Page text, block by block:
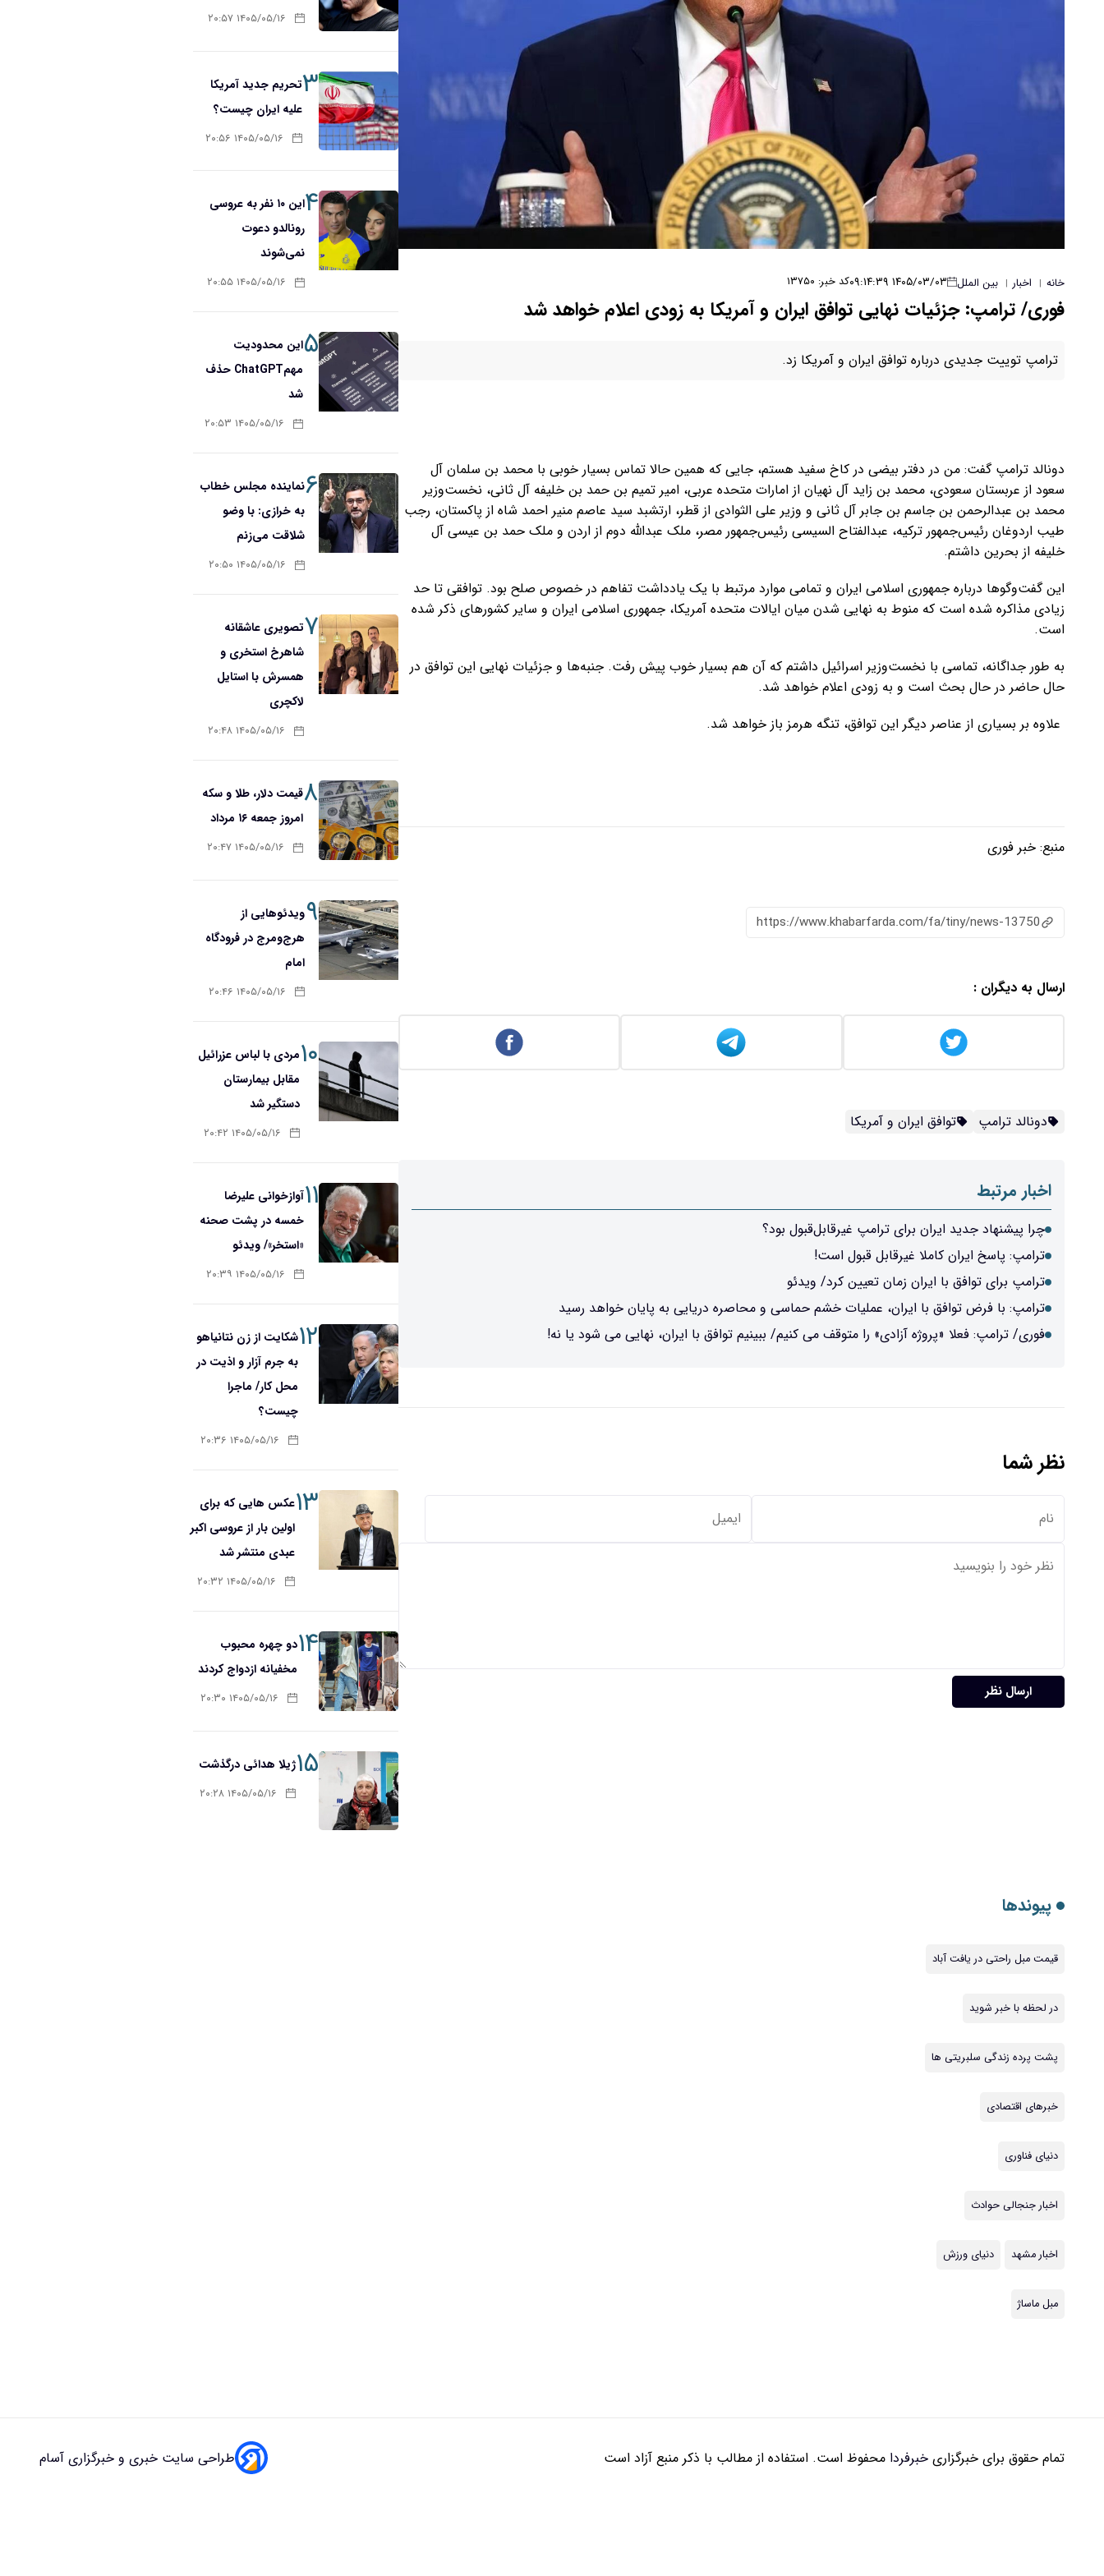
خانه | اخبار | بین الملل ۱۴۰۵/۰۳/۰۳ ۰۹:۱۴:۳۹ کد خبر: ۱۳۷۵۰
فوری/ ترامپ: جزئیات نهایی توافق ایران و آمریکا به زودی اعلام خواهد شد
ترامپ توییت جدیدی درباره توافق ایران و آمریکا زد.
دونالد ترامپ گفت: من در دفتر بیضی در کاخ سفید هستم، جایی که همین حالا تماس بسیار خوبی با محمد بن سلمان آل
سعود از عربستان سعودی، محمد بن زاید آل نهیان از امارات متحده عربی، امیر تمیم بن حمد بن خلیفه آل ثانی، نخست‌وزیر
محمد بن عبدالرحمن بن جاسم بن جابر آل ثانی و وزیر علی الثوادی از قطر، ارتشبد سید عاصم منیر احمد شاه از پاکستان، رجب
طیب اردوغان رئیس‌جمهور ترکیه، عبدالفتاح السیسی رئیس‌جمهور مصر، ملک عبدالله دوم از اردن و ملک حمد بن عیسی آل
خلیفه از بحرین داشتم.
این گفت‌وگوها درباره جمهوری اسلامی ایران و تمامی موارد مرتبط با یک یادداشت تفاهم در خصوص صلح بود. توافقی تا حد
زیادی مذاکره شده است که منوط به نهایی شدن میان ایالات متحده آمریکا، جمهوری اسلامی ایران و سایر کشورهای ذکر شده
است.
به طور جداگانه، تماسی با نخست‌وزیر اسرائیل داشتم که آن هم بسیار خوب پیش رفت. جنبه‌ها و جزئیات نهایی این توافق در
حال حاضر در حال بحث است و به زودی اعلام خواهد شد.
علاوه بر بسیاری از عناصر دیگر این توافق، تنگه هرمز باز خواهد شد.
منبع: خبر فوری
https://www.khabarfarda.com/fa/tiny/news-13750
ارسال به دیگران :
دونالد ترامپ توافق ایران و آمریکا
اخبار مرتبط
چرا پیشنهاد جدید ایران برای ترامپ غیرقابل‌قبول بود؟
ترامپ: پاسخ ایران کاملا غیرقابل قبول است!
ترامپ برای توافق با ایران زمان تعیین کرد/ ویدئو
ترامپ: با فرض توافق با ایران، عملیات خشم حماسی و محاصره دریایی به پایان خواهد رسید
فوری/ ترامپ: فعلا «پروژه آزادی» را متوقف می کنیم/ ببینیم توافق با ایران، نهایی می شود یا نه!
نظر شما
ارسال نظر
۱۴۰۵/۰۵/۱۶ ۲۰:۵۷
۳تحریم‌ جدید آمریکا
علیه ایران چیست؟
۱۴۰۵/۰۵/۱۶ ۲۰:۵۶
۴
این ۱۰ نفر به عروسی
رونالدو دعوت
نمی‌شوند
۱۴۰۵/۰۵/۱۶ ۲۰:۵۵
۵این محدودیت
مهمChatGPT حذف
شد
۱۴۰۵/۰۵/۱۶ ۲۰:۵۳
۶نماینده مجلس خطاب
به خرازی: با وضو
شلاقت می‌زنم
۱۴۰۵/۰۵/۱۶ ۲۰:۵۰
۷تصویری عاشقانه
شاهرخ استخری و
همسرش با استایل
لاکچری
۱۴۰۵/۰۵/۱۶ ۲۰:۴۸
۸قیمت دلار، طلا و سکه
امروز جمعه ۱۶ مرداد
۱۴۰۵/۰۵/۱۶ ۲۰:۴۷
۹ویدئوهایی از
هرج‌ومرج در فرودگاه
امام
۱۴۰۵/۰۵/۱۶ ۲۰:۴۶
۱۰مردی با لباس عزرائیل
مقابل بیمارستان
دستگیر شد
۱۴۰۵/۰۵/۱۶ ۲۰:۴۲
۱۱آوازخوانی علیرضا
خمسه در پشت صحنه
«استخر»/ ویدئو
۱۴۰۵/۰۵/۱۶ ۲۰:۳۹
۱۲شکایت از زن نتانیاهو
به جرم آزار و اذیت در
محل کار/ ماجرا
چیست؟
۱۴۰۵/۰۵/۱۶ ۲۰:۳۶
۱۳عکس هایی که برای
اولین بار از عروسی اکبر
عبدی منتشر شد
۱۴۰۵/۰۵/۱۶ ۲۰:۳۲
۱۴دو چهره محبوب
مخفیانه ازدواج کردند
۱۴۰۵/۰۵/۱۶ ۲۰:۳۰
۱۵ژیلا هدائی درگذشت
۱۴۰۵/۰۵/۱۶ ۲۰:۲۸
پیوندها
قیمت مبل راحتی در یافت آباد
در لحظه با خبر شوید
پشت پرده زندگی سلبریتی ها
خبرهای اقتصادی
دنیای فناوری
اخبار جنجالی حوادث
اخبار مشهد دنیای ورزش
مبل ماساژ
تمام حقوق برای خبرگزاری خبرفردا محفوظ است. استفاده از مطالب با ذکر منبع آزاد است طراحی سایت خبری و خبرگزاری آسام